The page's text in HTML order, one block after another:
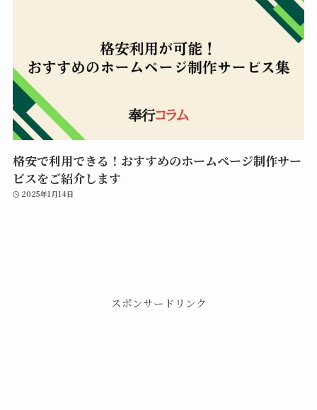
格安で利用できる！おすすめのホームページ制作サー
ビスをご紹介します
2025年1月14日
スポンサードリンク